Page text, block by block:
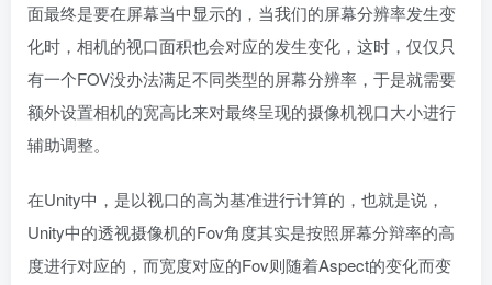
面最终是要在屏幕当中显示的，当我们的屏幕分辨率发生变
化时，相机的视口面积也会对应的发生变化，这时，仅仅只
有一个FOV没办法满足不同类型的屏幕分辨率，于是就需要
额外设置相机的宽高比来对最终呈现的摄像机视口大小进行
辅助调整。
在Unity中，是以视口的高为基准进行计算的，也就是说，
Unity中的透视摄像机的Fov角度其实是按照屏幕分辩率的高
度进行对应的，而宽度对应的Fov则随着Aspect的变化而变